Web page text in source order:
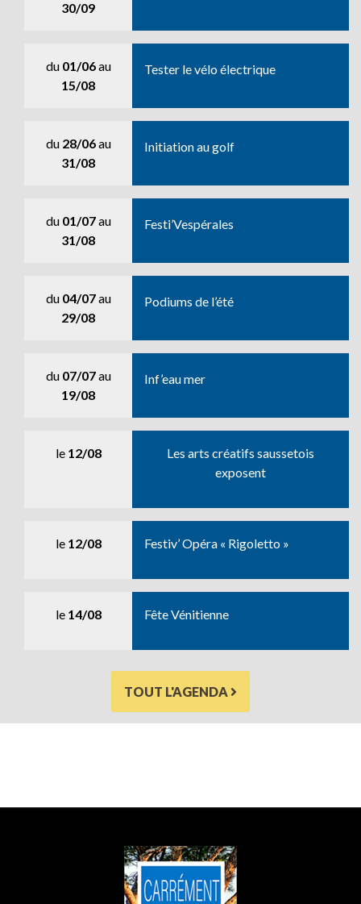
30/09
du 01/06au
15/08
Tester le vélo électrique
du 28/06au
31/08
Initiation au golf
du 01/07au
31/08
Festi’Vespérales
du 04/07au
29/08
Podiums de l’été
du 07/07au
19/08
Inf’eau mer
le 12/08
Les arts créatifs saussetois
exposent
le 12/08 Festiv’ Opéra « Rigoletto »
le 14/08 Fête Vénitienne
TOUT L'AGENDA